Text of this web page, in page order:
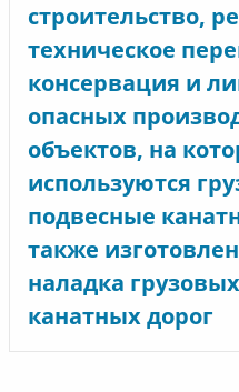
строительство,
техническое
консервация и
опасных
объектов, на
используются
подвесные
также
наладка
канатных дорог